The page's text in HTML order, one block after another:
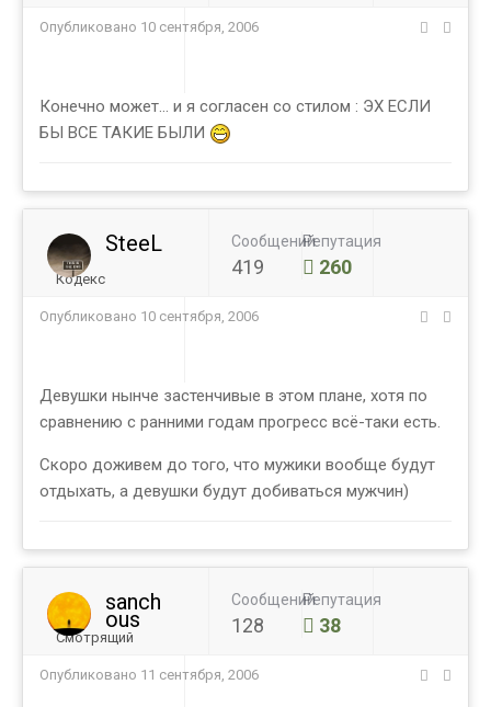
Опубликовано 10 сентября, 2006
Конечно может... и я согласен со стилом : ЭХ ЕСЛИ
БЫ ВСЕ ТАКИЕ БЫЛИ
SteeL
Кодекс
Сообщений
419
Репутация
260
Опубликовано 10 сентября, 2006
Девушки нынче застенчивые в этом плане, хотя по
сравнению с ранними годам прогресс всё-таки есть.
Скоро доживем до того, что мужики вообще будут
отдыхать, а девушки будут добиваться мужчин)
sanch
ous
Смотрящий
Сообщений
128
Репутация
38
Опубликовано 11 сентября, 2006